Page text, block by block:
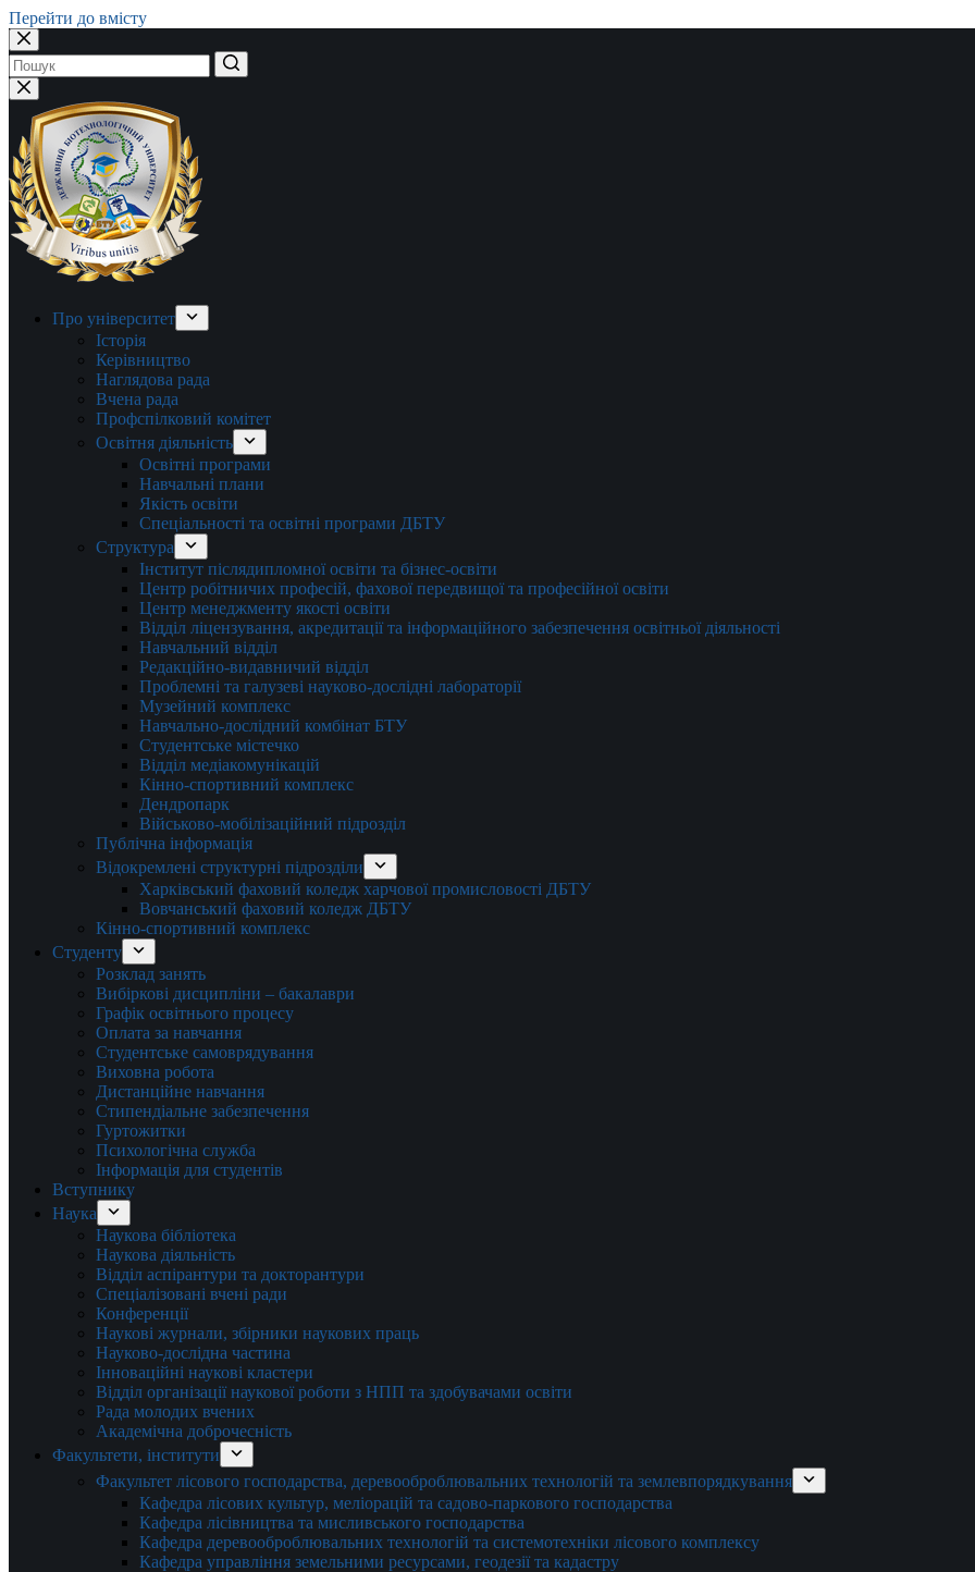
Перейти до вмісту
Немає
результатів
Про університет
Історія
Керівництво
Наглядова рада
Вчена рада
Профспілковий комітет
Освітня діяльність
Освітні програми
Навчальні плани
Якість освіти
Спеціальності та освітні програми ДБТУ
Структура
Інститут післядипломної освіти та бізнес-освіти
Центр робітничих професій, фахової передвищої та професійної освіти
Центр менеджменту якості освіти
Відділ ліцензування, акредитації та інформаційного забезпечення освітньої діяльності
Навчальний відділ
Редакційно-видавничий відділ
Проблемні та галузеві науково-дослідні лабораторії
Музейний комплекс
Навчально-дослідний комбінат БТУ
Студентське містечко
Відділ медіакомунікацій
Кінно-спортивний комплекс
Дендропарк
Військово-мобілізаційний підрозділ
Публічна інформація
Відокремлені структурні підрозділи
Харківський фаховий коледж харчової промисловості ДБТУ
Вовчанський фаховий коледж ДБТУ
Кінно-спортивний комплекс
Студенту
Розклад занять
Вибіркові дисципліни – бакалаври
Графік освітнього процесу
Оплата за навчання
Студентське самоврядування
Виховна робота
Дистанційне навчання
Стипендіальне забезпечення
Гуртожитки
Психологічна служба
Інформація для студентів
Вступнику
Наука
Наукова бібліотека
Наукова діяльність
Відділ аспірантури та докторантури
Спеціалізовані вчені ради
Конференції
Наукові журнали, збірники наукових праць
Науково-дослідна частина
Інноваційні наукові кластери
Відділ організації наукової роботи з НПП та здобувачами освіти
Рада молодих вчених
Академічна доброчесність
Факультети, інститути
Факультет лісового господарства, деревооброблювальних технологій та землевпорядкування
Кафедра лісових культур, меліорацій та садово-паркового господарства
Кафедра лісівництва та мисливського господарства
Кафедра деревооброблювальних технологій та системотехніки лісового комплексу
Кафедра управління земельними ресурсами, геодезії та кадастру